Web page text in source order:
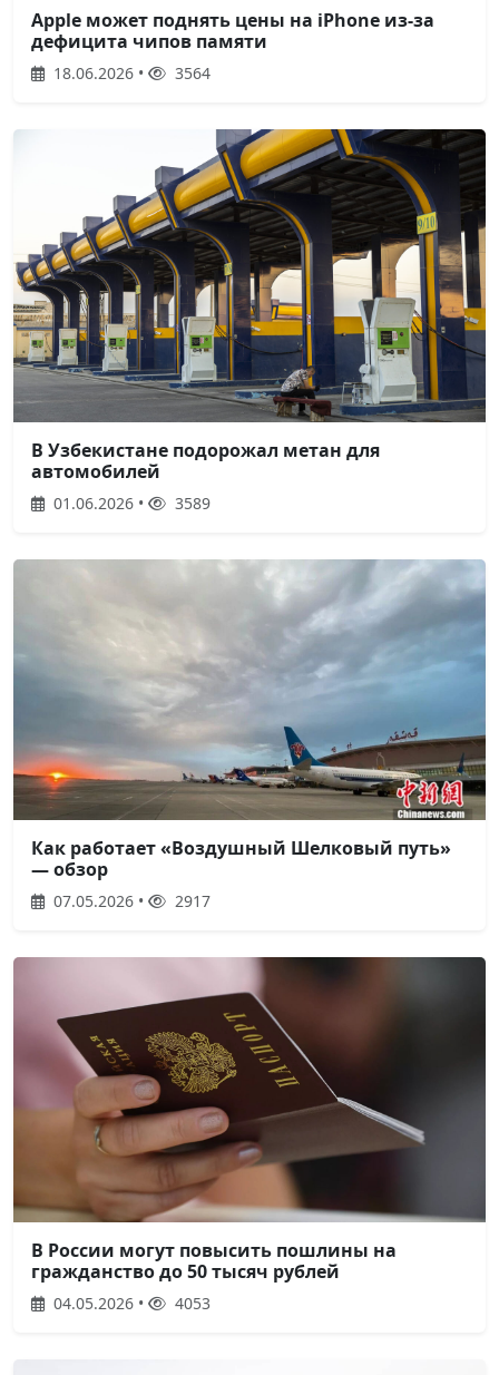
Apple может поднять цены на iPhone из-за
дефицита чипов памяти
18.06.2026 • 3564
В Узбекистане подорожал метан для
автомобилей
01.06.2026 • 3589
Как работает «Воздушный Шелковый путь»
— обзор
07.05.2026 • 2917
В России могут повысить пошлины на
гражданство до 50 тысяч рублей
04.05.2026 • 4053